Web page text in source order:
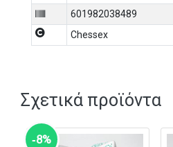
601982038489
Chessex
Σχετικά προϊόντα
‑8%